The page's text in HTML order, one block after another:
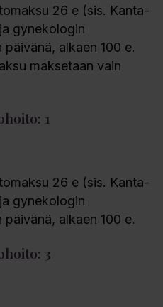
26 e (sis. Kanta-
gynekologin
alkaen 100 e.
maksetaan vain
1
26 e (sis. Kanta-
gynekologin
alkaen 100 e.
3